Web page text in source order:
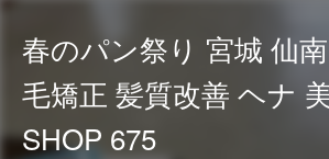
春のパン祭り 宮城 仙
毛矯正 髪質改善 ヘナ
SHOP 675